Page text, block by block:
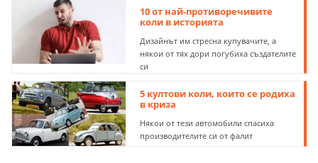
10 от най-противоречивите
коли в историята
Дизайнът им стресна купувачите, а
някои от тях дори погубиха създателите
си
5 култови коли, които се родиха
в криза
Някои от тези автомобили спасиха
производителите си от фалит